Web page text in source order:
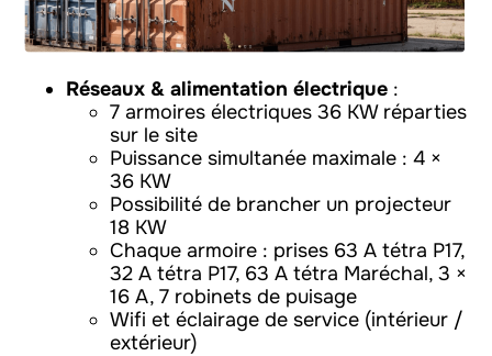
Réseaux & alimentation électrique :
7 armoires électriques 36 KW réparties
sur le site
Puissance simultanée maximale : 4 ×
36 KW
Possibilité de brancher un projecteur
18 KW
Chaque armoire : prises 63 A tétra P17,
32 A tétra P17, 63 A tétra Maréchal, 3 ×
16 A, 7 robinets de puisage
Wifi et éclairage de service (intérieur /
extérieur)